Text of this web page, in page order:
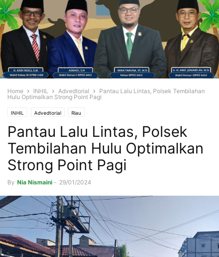
Home INHIL Advedtorial
Pantau Lalu Lintas, Polsek Tembilahan
Hulu Optimalkan Strong Point Pagi
INHIL Advedtorial Riau
Pantau Lalu Lintas, Polsek
Tembilahan Hulu Optimalkan
Strong Point Pagi
By Nia Nismaini - 29/01/2024